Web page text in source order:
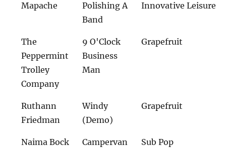
Mapache
Polishing A
Band
Innovative Leisure
The
Peppermint
Trolley
Company
9 O'Clock
Business
Man
Grapefruit
Ruthann
Friedman
Windy
(Demo)
Grapefruit
Naima Bock Campervan Sub Pop